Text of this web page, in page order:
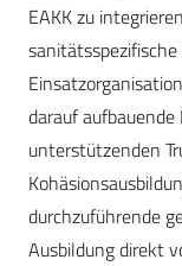
EAKK zu
darauf
unterstützenden
durchzuführende
Ausbildung direkt